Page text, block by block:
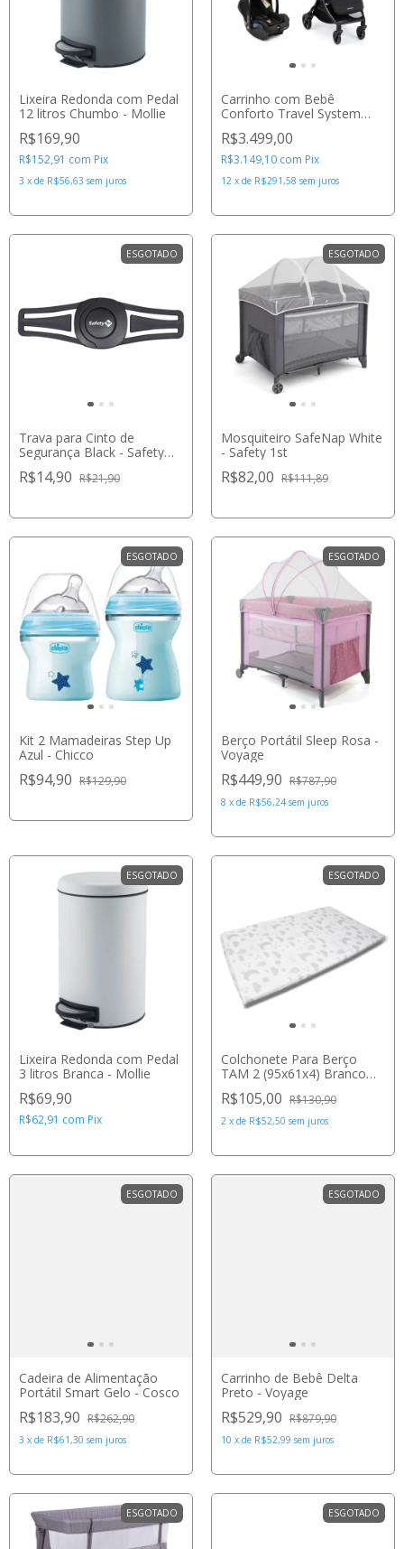
Lixeira Redonda com Pedal
12 litros Chumbo - Mollie
R$169,90
R$152,91 com Pix
3 x de R$56,63 sem juros
Carrinho com Bebê
Conforto Travel System
Essential Black - Maxi-Cosi
R$3.499,00
R$3.149,10 com Pix
12 x de R$291,58 sem juros
ESGOTADO
Trava para Cinto de
Segurança Black - Safety
R$14,90 R$21,90
ESGOTADO
Mosquiteiro SafeNap White
- Safety 1st
R$82,00 R$111,89
ESGOTADO
Kit 2 Mamadeiras Step Up
Azul - Chicco
R$94,90 R$129,90
ESGOTADO
Berço Portátil Sleep Rosa -
Voyage
R$449,90 R$787,90
8 x de R$56,24 sem juros
ESGOTADO
Lixeira Redonda com Pedal
3 litros Branca - Mollie
R$69,90
R$62,91 com Pix
ESGOTADO
Colchonete Para Berço
TAM 2 (95x61x4) Branco
R$105,00 R$130,90
2 x de R$52,50 sem juros
ESGOTADO
Cadeira de Alimentação
Portátil Smart Gelo - Cosco
R$183,90 R$262,90
3 x de R$61,30 sem juros
ESGOTADO
Carrinho de Bebê Delta
Preto - Voyage
R$529,90 R$879,90
10 x de R$52,99 sem juros
ESGOTADO ESGOTADO